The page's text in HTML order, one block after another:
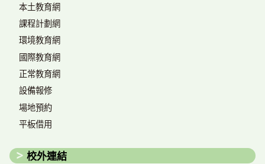
本土教育網
課程計劃網
環境教育網
國際教育網
正常教育網
設備報修
場地預約
平板借用
校外連結